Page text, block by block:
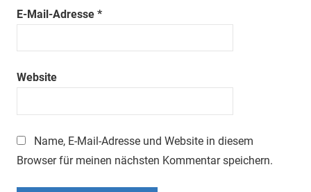
E-Mail-Adresse *
Website
Name, E-Mail-Adresse und Website in diesem
Browser für meinen nächsten Kommentar speichern.